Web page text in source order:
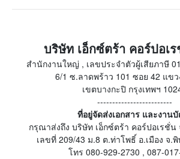
บริษัท เอ็กซ์ตร้า คอร์ปอเ
สำนักงานใหญ่ , เลขประจำตัวผู้เสียภาษี
6/1 ซ.ลาดพร้าว 101 ซอย 42 แข
เขตบางกะปิ กรุงเทพฯ
-------------------------
ที่อยู่จัดส่งเอกสาร และงาน
กรุณาส่งถึง บริษัท เอ็กซ์ตร้า คอร์ปอเรชั่
เลขที่ 209/43 ม.8 ต.ท่าโพธิ์ อ.เมือง จ.
โทร 080-929-2730 , 087-